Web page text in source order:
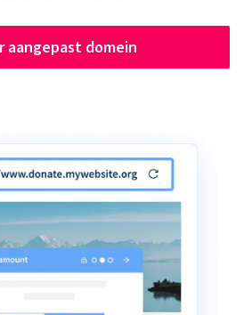
aangepast domein